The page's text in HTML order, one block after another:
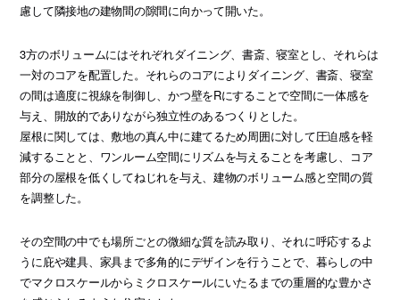
慮して隣接地の建物間の隙間に向かって開いた。
3方のボリュームにはそれぞれダイニング、書斎、寝室とし、それらは
一対のコアを配置した。それらのコアによりダイニング、書斎、寝室
の間は適度に視線を制御し、かつ壁をRにすることで空間に一体感を
与え、開放的でありながら独立性のあるつくりとした。
屋根に関しては、敷地の真ん中に建てるため周囲に対して圧迫感を軽
減することと、ワンルーム空間にリズムを与えることを考慮し、コア
部分の屋根を低くしてねじれを与え、建物のボリューム感と空間の質
を調整した。
その空間の中でも場所ごとの微細な質を読み取り、それに呼応するよ
うに庇や建具、家具まで多角的にデザインを行うことで、暮らしの中
でマクロスケールからミクロスケールにいたるまでの重層的な豊かさ